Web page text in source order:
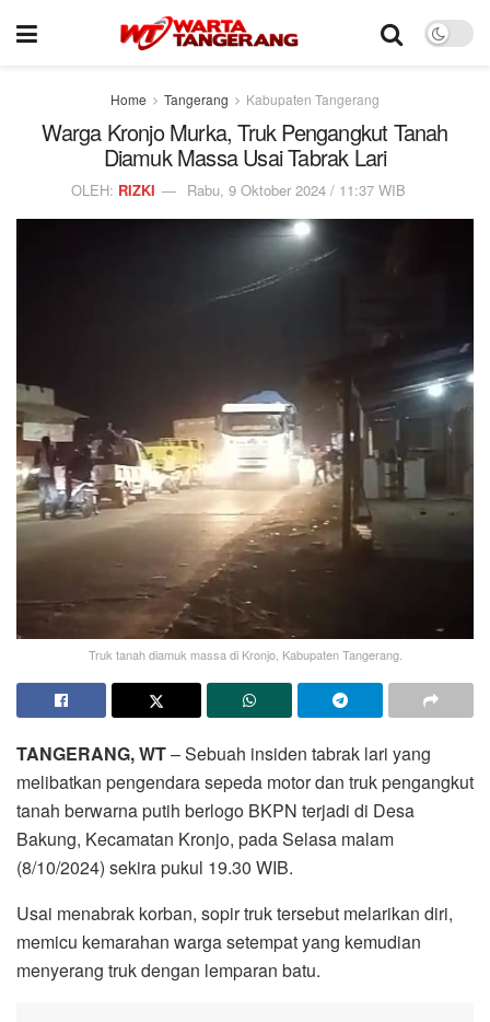
Home Tangerang Kabupaten Tangerang
Warga Kronjo Murka, Truk Pengangkut Tanah
Diamuk Massa Usai Tabrak Lari
OLEH: RIZKI Rabu, 9 Oktober 2024 / 11:37 WIB
Truk tanah diamuk massa di Kronjo, Kabupaten Tangerang.
TANGERANG, WT– Sebuah insiden tabrak lari yang
melibatkan pengendara sepeda motor dan truk pengangkut
tanah berwarna putih berlogo BKPN terjadi di Desa
Bakung, Kecamatan Kronjo, pada Selasa malam
(8/10/2024) sekira pukul 19.30 WIB.
Usai menabrak korban, sopir truk tersebut melarikan diri,
memicu kemarahan warga setempat yang kemudian
menyerang truk dengan lemparan batu.